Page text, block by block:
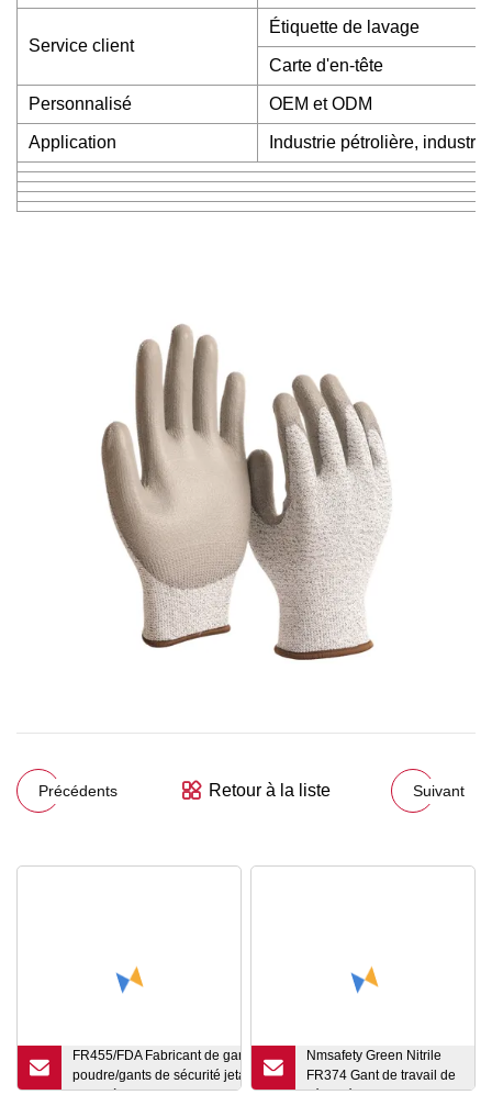
Service client
Étiquette de lavage
Carte d'en-tête
Personnalisé OEM et ODM
Application Industrie pétrolière,
Précédents Retour à la liste Suivant
FR455/FDA Fabricant de gants en nitrile sans
poudre/gants de sécurité jetables/gants de
travail à des fins
Nmsafety Green Nitrile
FR374 Gant de travail de
sécurité industrielle